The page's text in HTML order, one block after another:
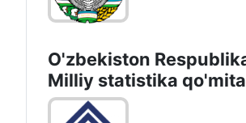
O'zbekiston
Milliy statistika